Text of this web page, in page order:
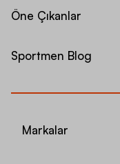
Öne Çıkanlar
Sportmen Blog
Markalar